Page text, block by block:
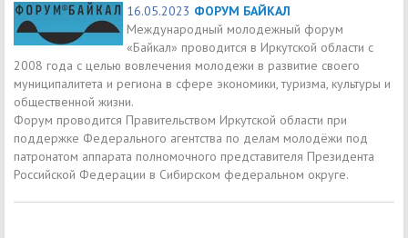
16.05.2023 ФОРУМ БАЙКАЛ
Международный молодежный форум
«Байкал» проводится в Иркутской области с
2008 года с целью вовлечения молодежи в развитие своего
муниципалитета и региона в сфере экономики, туризма, культуры и
общественной жизни.
Форум проводится Правительством Иркутской области при
поддержке Федерального агентства по делам молодёжи под
патронатом аппарата полномочного представителя Президента
Российской Федерации в Сибирском федеральном округе.